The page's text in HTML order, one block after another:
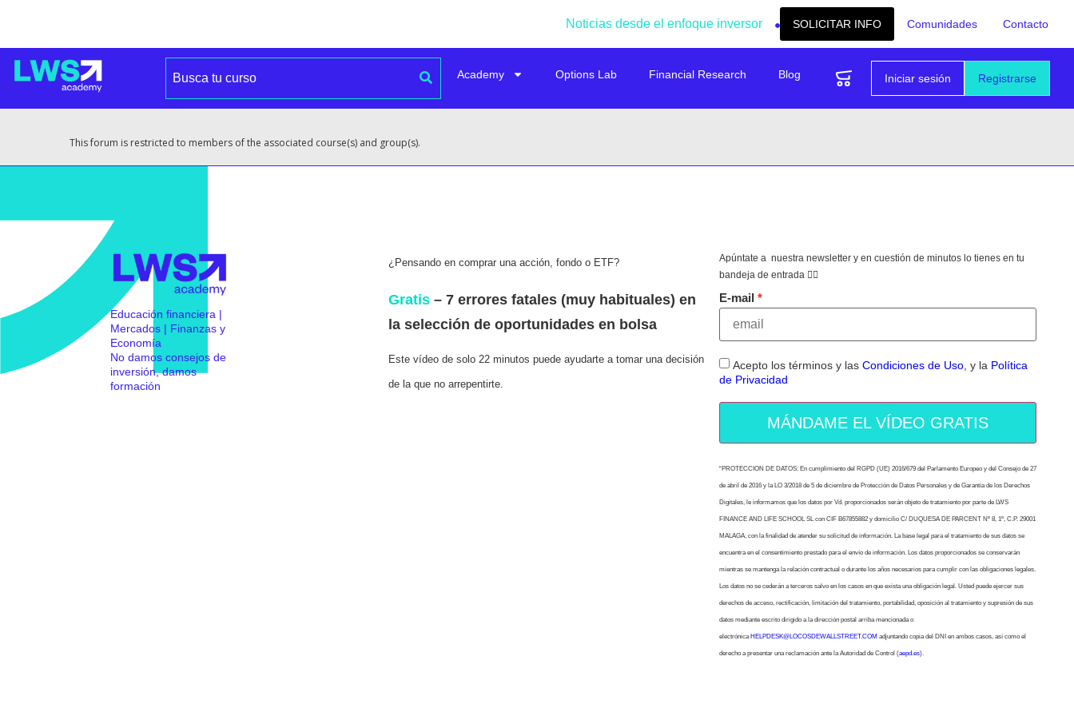
Noticias desde el enfoque inversor SOLICITAR INFO Comunidades Contacto
Registrarse
Iniciar sesión
Academy Options Lab Financial Research Blog
This forum is restricted to members of the associated course(s) and group(s).
Educación financiera |
Mercados | Finanzas y
Economía
No damos consejos de
inversión, damos
formación
¿Pensando en comprar una acción, fondo o ETF?
Gratis– 7 errores fatales (muy habituales) en
la selección de oportunidades en bolsa
Este vídeo de solo 22 minutos puede ayudarte a tomar una decisión
de la que no arrepentirte.
Apúntate a nuestra newsletter y en cuestión de minutos lo tienes en tu
bandeja de entrada 👇🏻
E-mail
Acepto los términos y las Condiciones de Uso, y la Política
de Privacidad
MÁNDAME EL VÍDEO GRATIS
“PROTECCION DE DATOS: En cumplimiento del RGPD (UE) 2016/679 del Parlamento Europeo y del Consejo de 27
de abril de 2016 y la LO 3/2018 de 5 de diciembre de Protección de Datos Personales y de Garantía de los Derechos
Digitales, le informamos que los datos por Vd. proporcionados serán objeto de tratamiento por parte de LWS
FINANCE AND LIFE SCHOOL SL con CIF B67855882 y domicilio C/ DUQUESA DE PARCENT Nº 8, 1º, C.P. 29001
MALAGA, con la finalidad de atender su solicitud de información. La base legal para el tratamiento de sus datos se
encuentra en el consentimiento prestado para el envío de información. Los datos proporcionados se conservarán
mientras se mantenga la relación contractual o durante los años necesarios para cumplir con las obligaciones legales.
Los datos no se cederán a terceros salvo en los casos en que exista una obligación legal. Usted puede ejercer sus
derechos de acceso, rectificación, limitación del tratamiento, portabilidad, oposición al tratamiento y supresión de sus
datos mediante escrito dirigido a la dirección postal arriba mencionada o
electrónica HELPDESK@LOCOSDEWALLSTREET.COM adjuntando copia del DNI en ambos casos, así como el
derecho a presentar una reclamación ante la Autoridad de Control (aepd.es).